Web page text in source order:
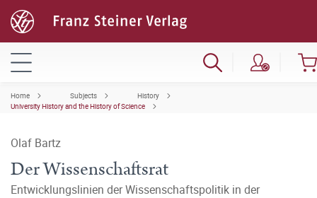
Home Subjects
History
University History and the History of Science
Olaf Bartz
Der Wissenschaftsrat
Entwicklungslinien der Wissenschaftspolitik in der